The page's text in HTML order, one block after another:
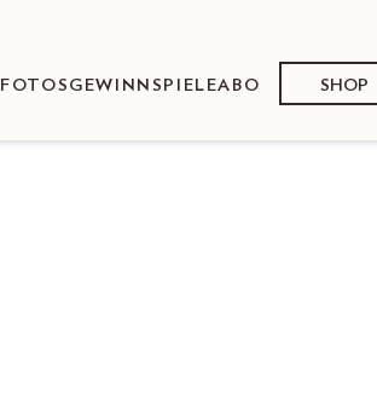
FOTOS GEWINNSPIELEABO SHOP